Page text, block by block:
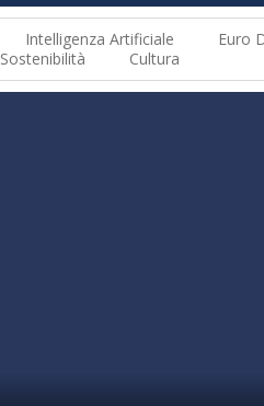
Intelligenza Artificiale Euro
Sostenibilità Cultura